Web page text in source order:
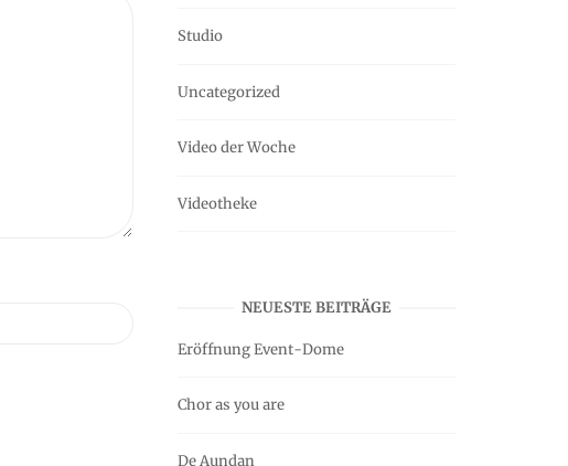
Studio
Uncategorized
Video der Woche
Videotheke
NEUESTE BEITRÄGE
Eröffnung Event-Dome
Chor as you are
De Aundan